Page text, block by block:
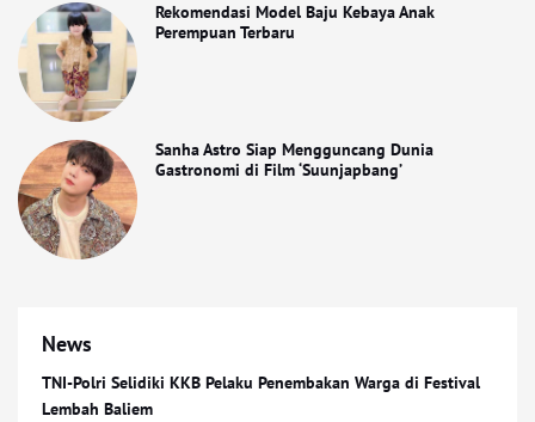
Rekomendasi Model Baju Kebaya Anak
Perempuan Terbaru
Sanha Astro Siap Mengguncang Dunia
Gastronomi di Film ‘Suunjapbang’
News
TNI-Polri Selidiki KKB Pelaku Penembakan Warga di Festival
Lembah Baliem